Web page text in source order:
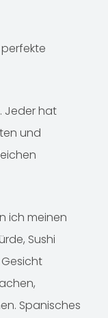
Jeder hat
und
ich meinen
Sushi
Spanisches